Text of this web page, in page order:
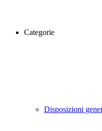
Categorie
Disposizioni